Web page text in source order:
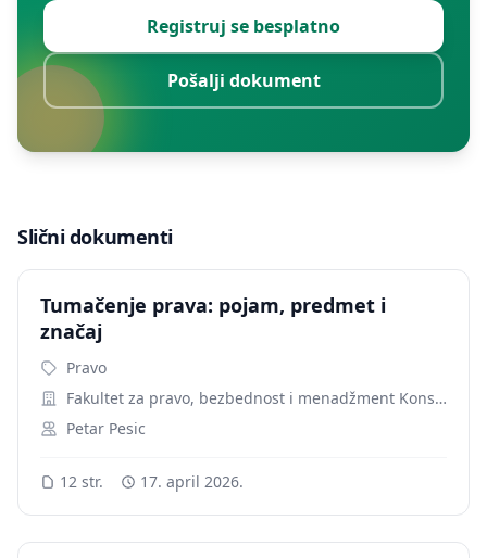
Registruj se besplatno
Pošalji dokument
Slični dokumenti
Tumačenje prava: pojam, predmet i
značaj
Pravo
Fakultet za pravo, bezbednost i menadžment Konstantin Veliki
Petar Pesic
12 str. 17. april 2026.